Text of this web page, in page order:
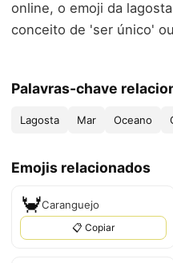
online, o emoji da
conceito de 'ser único'
Palavras-chave
Lagosta Mar Oceano
Emojis relacionados
🦀Caranguejo
📋 Copiar